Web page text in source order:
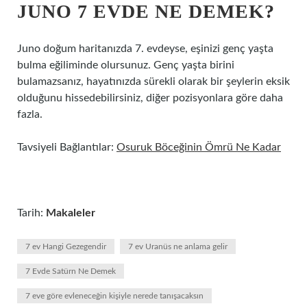
JUNO 7 EVDE NE DEMEK?
Juno doğum haritanızda 7. evdeyse, eşinizi genç yaşta
bulma eğiliminde olursunuz. Genç yaşta birini
bulamazsanız, hayatınızda sürekli olarak bir şeylerin eksik
olduğunu hissedebilirsiniz, diğer pozisyonlara göre daha
fazla.
Tavsiyeli Bağlantılar: Osuruk Böceğinin Ömrü Ne Kadar
Tarih: Makaleler
7 ev Hangi Gezegendir 7 ev Uranüs ne anlama gelir
7 Evde Satürn Ne Demek
7 eve göre evleneceğin kişiyle nerede tanışacaksın